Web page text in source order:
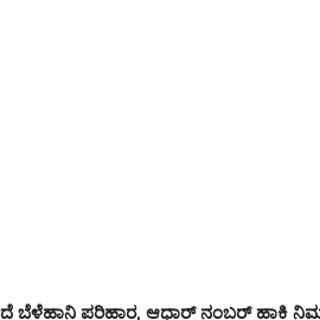
ಬೆಳೆಹಾನಿ ಪರಿಹಾರ, ಆಧಾರ್ ನಂಬರ್ ಹಾಕಿ ನಿಮ್ಮ